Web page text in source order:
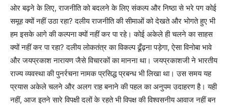
ओर बढ़ने के लिए, राजनीति को बदलने के लिए संकल्प और निष्ठा से भरे पग कोई
समूह क्यों नहीं उठा रहा? दलीय राजनीति की सीमाओं को देखते और भोगते हुए भी
हम इसके आगे की कल्पना क्यों नहीं कर पा रहे। कोई अकेले ही चलने का साहस
क्यों नहीं कर पा रहा? दलीय लोकतंत्र का विकल्प ढूँढ़ना पड़ेगा, ऐसा विनोबा भावे
और जयप्रकाश नारायण जैसे विचारकों का मानना था। जयप्रकाशजी ने भारतीय
राज्य व्यवस्था की पुनर्रचना नामक प्रसिद्ध प्रबन्ध भी लिखा था। उस समय यह
प्रयास अकेले चलने और अलग राह बनाने की पहल का अनुपम उदाहरण है। यही
नहीं, आज इतने सारे विपक्षी दलों के रहते भी विपक्ष की विश्वसनीय आवाज नहीं बन